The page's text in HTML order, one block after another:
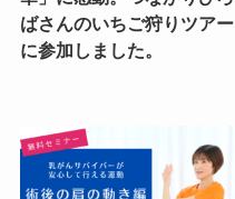
ばさんのいちご狩りツアー
に参加しました。